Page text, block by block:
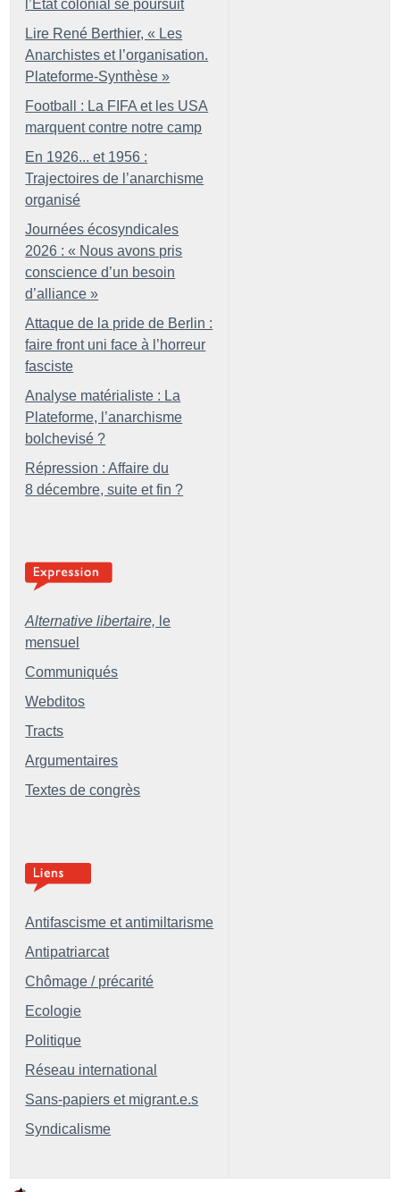
l’État colonial se poursuit
Lire René Berthier, « Les
Anarchistes et l’organisation.
Plateforme-Synthèse »
Football : La FIFA et les USA
marquent contre notre camp
En 1926... et 1956 :
Trajectoires de l’anarchisme
organisé
Journées écosyndicales
2026 : « Nous avons pris
conscience d’un besoin
d’alliance »
Attaque de la pride de Berlin :
faire front uni face à l’horreur
fasciste
Analyse matérialiste : La
Plateforme, l’anarchisme
bolchevisé ?
Répression : Affaire du
8 décembre, suite et fin ?
Alternative libertaire, le
mensuel
Communiqués
Webditos
Tracts
Argumentaires
Textes de congrès
Antifascisme et antimiltarisme
Antipatriarcat
Chômage / précarité
Ecologie
Politique
Réseau international
Sans-papiers et migrant.e.s
Syndicalisme